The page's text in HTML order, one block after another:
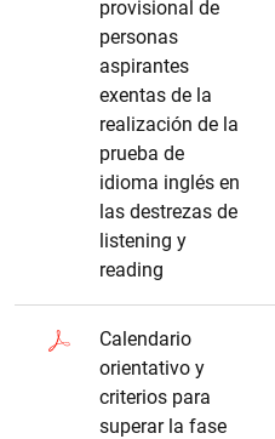
provisional de
personas
aspirantes
exentas de la
realización de la
prueba de
idioma inglés en
las destrezas de
listening y
reading
Calendario
orientativo y
criterios para
superar la fase